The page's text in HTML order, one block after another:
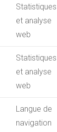
Statistiques
et analyse
web
Statistiques
et analyse
web
Langue de
navigation